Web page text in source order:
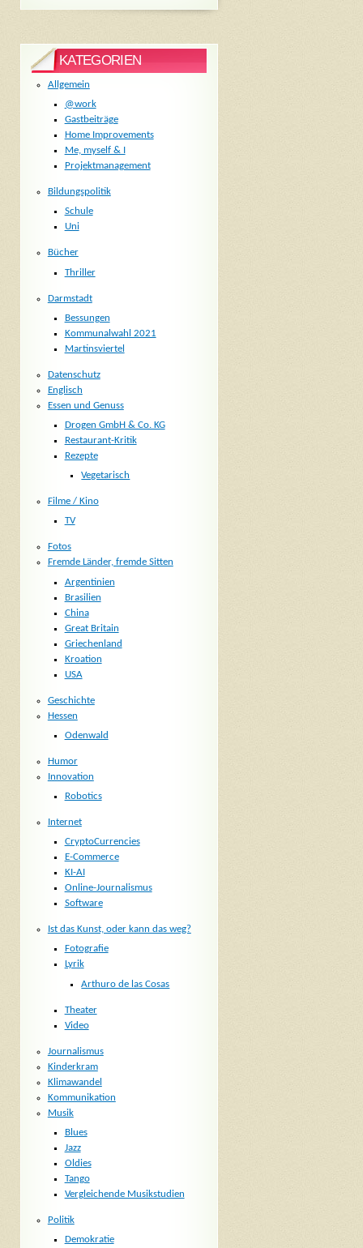
KATEGORIEN
Allgemein
@work
Gastbeiträge
Home Improvements
Me, myself & I
Projektmanagement
Bildungspolitik
Schule
Uni
Bücher
Thriller
Darmstadt
Bessungen
Kommunalwahl 2021
Martinsviertel
Datenschutz
Englisch
Essen und Genuss
Drogen GmbH & Co. KG
Restaurant-Kritik
Rezepte
Vegetarisch
Filme / Kino
TV
Fotos
Fremde Länder, fremde Sitten
Argentinien
Brasilien
China
Great Britain
Griechenland
Kroation
USA
Geschichte
Hessen
Odenwald
Humor
Innovation
Robotics
Internet
CryptoCurrencies
E-Commerce
KI-AI
Online-Journalismus
Software
Ist das Kunst, oder kann das weg?
Fotografie
Lyrik
Arthuro de las Cosas
Theater
Video
Journalismus
Kinderkram
Klimawandel
Kommunikation
Musik
Blues
Jazz
Oldies
Tango
Vergleichende Musikstudien
Politik
Demokratie